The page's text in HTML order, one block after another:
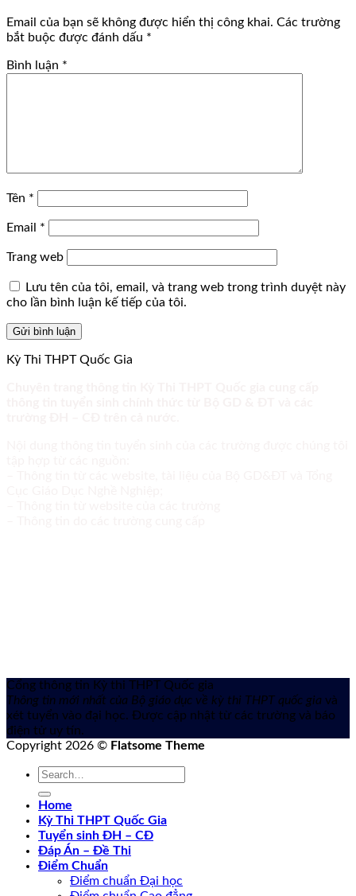
Email của bạn sẽ không được hiển thị công khai. Các trường
bắt buộc được đánh dấu *
Bình luận *
Tên *
Email *
Trang web
Lưu tên của tôi, email, và trang web trong trình duyệt này
cho lần bình luận kế tiếp của tôi.
Kỳ Thi THPT Quốc Gia
Cổng thông tin Kỳ thi THPT Quốc gia
Thông tin mới nhất của Bộ giáo dục về kỳ thi THPT quốc gia và
xét tuyển vào đại học. Được cập nhật từ các trường và báo
điện tử uy tín.
Copyright 2026 © Flatsome Theme
Home
Kỳ Thi THPT Quốc Gia
Tuyển sinh ĐH – CĐ
Đáp Án – Đề Thi
Điểm Chuẩn
Điểm chuẩn Đại học